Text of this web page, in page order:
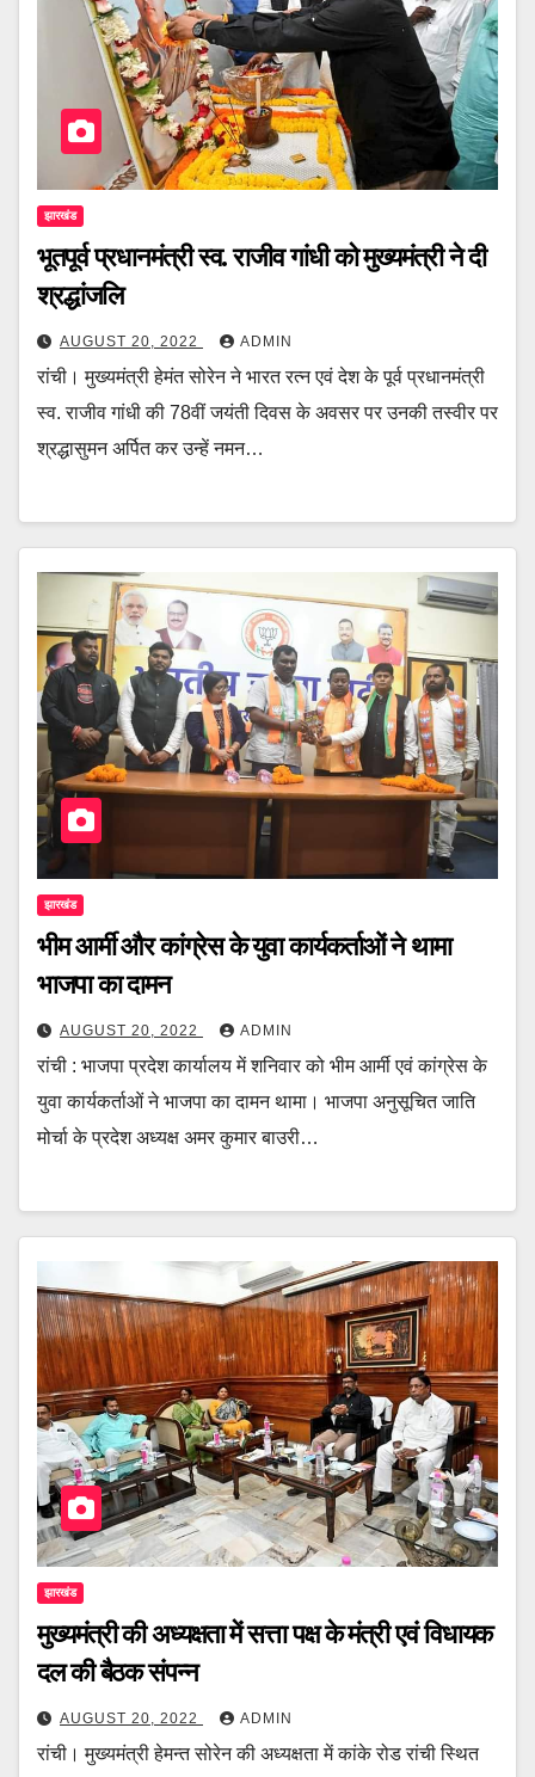
झारखंड
भूतपूर्व प्रधानमंत्री स्व. राजीव गांधी को मुख्यमंत्री ने दी
श्रद्धांजलि
AUGUST 20, 2022 ADMIN
रांची। मुख्यमंत्री हेमंत सोरेन ने भारत रत्न एवं देश के पूर्व प्रधानमंत्री
स्व. राजीव गांधी की 78वीं जयंती दिवस के अवसर पर उनकी तस्वीर पर
श्रद्धासुमन अर्पित कर उन्हें नमन…
झारखंड
भीम आर्मी और कांग्रेस के युवा कार्यकर्ताओं ने थामा
भाजपा का दामन
AUGUST 20, 2022 ADMIN
रांची : भाजपा प्रदेश कार्यालय में शनिवार को भीम आर्मी एवं कांग्रेस के
युवा कार्यकर्ताओं ने भाजपा का दामन थामा। भाजपा अनुसूचित जाति
मोर्चा के प्रदेश अध्यक्ष अमर कुमार बाउरी…
झारखंड
मुख्यमंत्री की अध्यक्षता में सत्ता पक्ष के मंत्री एवं विधायक
दल की बैठक संपन्न
AUGUST 20, 2022 ADMIN
रांची। मुख्यमंत्री हेमन्त सोरेन की अध्यक्षता में कांके रोड रांची स्थित